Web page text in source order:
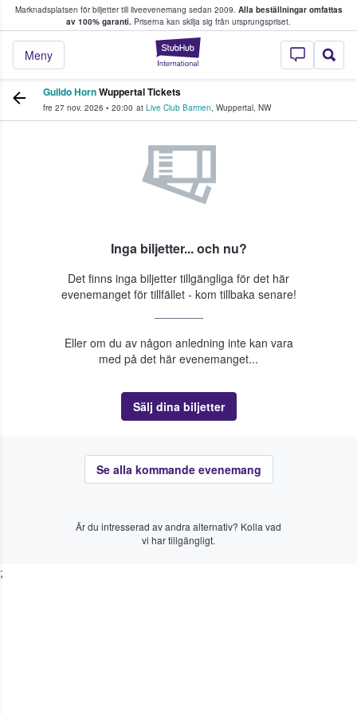
Marknadsplatsen för biljetter till liveevenemang sedan 2009. Alla beställningar omfattas
av 100% garanti. Priserna kan skilja sig från ursprungspriset.
StubHub – där
Meny
köper och säljer biljetter.
Guildo HornWuppertal Tickets
fre 27 nov. 2026 • 20:00 at Live Club Barmen, Wuppertal, NW
Inga biljetter... och nu?
Det finns inga biljetter tillgängliga för det här
evenemanget för tillfället - kom tillbaka senare!
Eller om du av någon anledning inte kan vara
med på det här evenemanget...
Sälj dina biljetter
Se alla kommande evenemang
Är du intresserad av andra alternativ? Kolla vad
vi har tillgängligt.
;